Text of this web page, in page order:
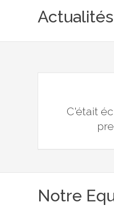
Actualités
C'était
Notre